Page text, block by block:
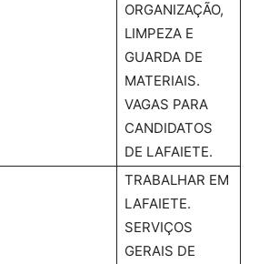
ORGANIZAÇÃO,
LIMPEZA E
GUARDA DE
MATERIAIS.
VAGAS PARA
CANDIDATOS
DE LAFAIETE.
TRABALHAR EM
LAFAIETE.
SERVIÇOS
GERAIS DE